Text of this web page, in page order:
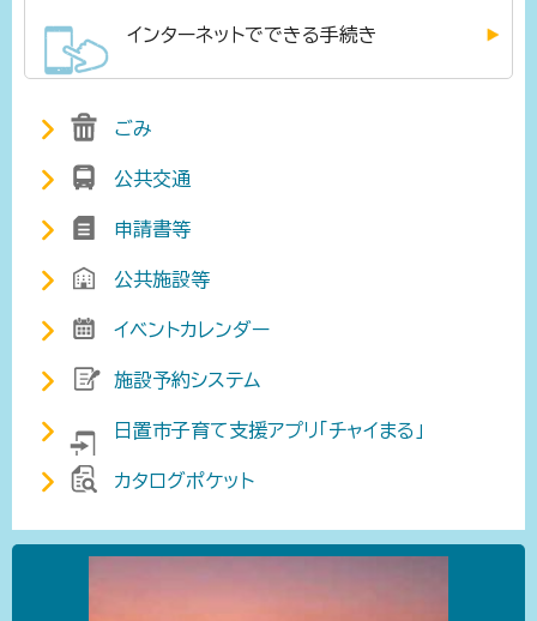
インターネットでできる手続き
ごみ
公共交通
申請書等
公共施設等
イベントカレンダー
施設予約システム
日置市子育て支援アプリ「チャイまる」
カタログポケット